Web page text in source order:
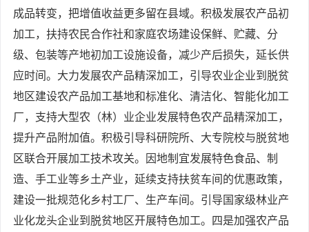
成品转变，把增值收益更多留在县域。积极发展农产品初
加工，扶持农民合作社和家庭农场建设保鲜、贮藏、分
级、包装等产地初加工设施设备，减少产后损失，延长供
应时间。大力发展农产品精深加工，引导农业企业到脱贫
地区建设农产品加工基地和标准化、清洁化、智能化加工
厂，支持大型农（林）业企业发展特色农产品精深加工，
提升产品附加值。积极引导科研院所、大专院校与脱贫地
区联合开展加工技术攻关。因地制宜发展特色食品、制
造、手工业等乡土产业，延续支持扶贫车间的优惠政策，
建设一批规范化乡村工厂、生产车间。引导国家级林业产
业化龙头企业到脱贫地区开展特色加工。四是加强农产品